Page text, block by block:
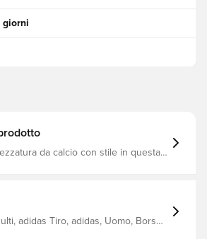
giorni
da calcio con stile in questa
un facile accesso ai suoi effetti
ventilato per le scarpe mantiene
con materiali riciclati e
adidas Tiro, adidas, Uomo, Borsa